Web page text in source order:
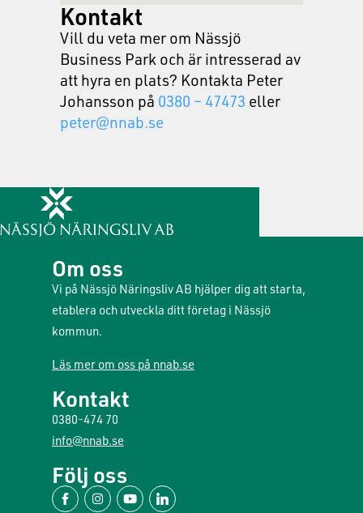
Kontakt
Vill du veta mer om Nässjö
Business Park och är intresserad av
att hyra en plats? Kontakta Peter
Johansson på 0380 – 47473 eller
peter@nnab.se
Om oss
Vi på Nässjö Näringsliv AB hjälper dig att starta,
etablera och utveckla ditt företag i Nässjö
kommun.
Läs mer om oss på nnab.se
Kontakt
0380-474 70
info@nnab.se
Följ oss